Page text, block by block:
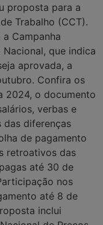
proposta para a
Trabalho (CCT).
Campanha
que indica
aprovada, a
Confira os
2024, o documento
verbas e
das diferenças
de pagamento
retroativos das
até 30 de
nos
até 8 de
inclui